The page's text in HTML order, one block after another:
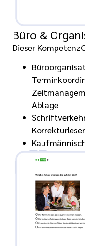
Büro &
Dieser
Ablage